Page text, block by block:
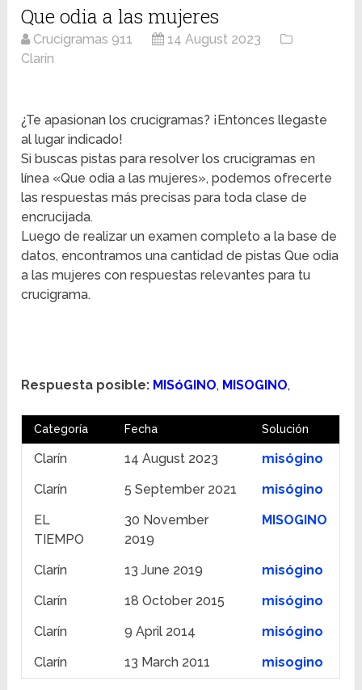
Que odia a las mujeres
Crucigramas 911
14 August 2023
Clarín
¿Te apasionan los crucigramas? ¡Entonces llegaste
al lugar indicado!
Si buscas pistas para resolver los crucigramas en
línea «Que odia a las mujeres», podemos ofrecerte
las respuestas más precisas para toda clase de
encrucijada.
Luego de realizar un examen completo a la base de
datos, encontramos una cantidad de pistas Que odia
a las mujeres con respuestas relevantes para tu
crucigrama.
Respuesta posible: MISóGINO, MISOGINO,
Categoría Fecha Solución
Clarín 14 August 2023
misógino
Clarín
5 September 2021
misógino
EL
TIEMPO
30 November
2019
MISOGINO
Clarín 13 June 2019
misógino
Clarín
18 October 2015
misógino
Clarín
9 April 2014
misógino
Clarín
13 March 2011 misogino